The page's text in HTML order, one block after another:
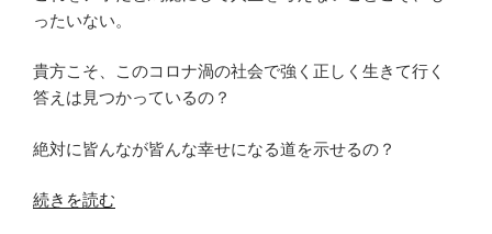
ったいない。
貴方こそ、このコロナ渦の社会で強く正しく生きて行く
答えは見つかっているの？
絶対に皆んなが皆んな幸せになる道を示せるの？
“ウ
続きを読む